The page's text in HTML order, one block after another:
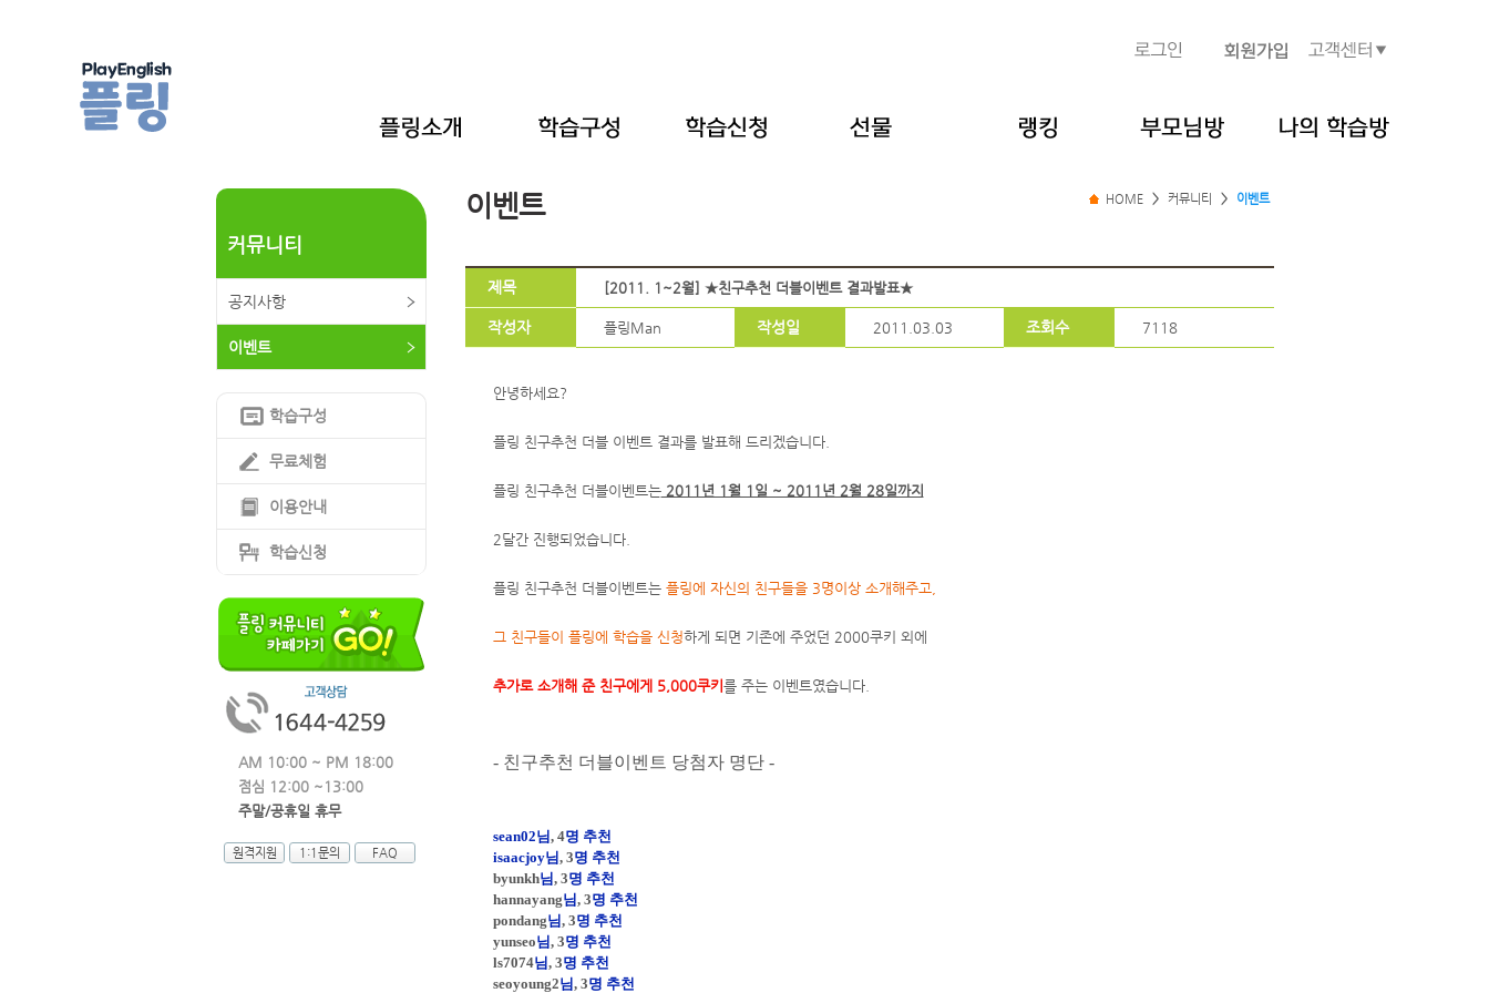
커뮤니티
공지사항
이벤트
학습구성
무료체험
이용안내
학습신청
AM 10:00 ~ PM 18:00
점심 12:00 ~13:00
주말/공휴일 휴무
원격지원 1:1문의 FAQ
이벤트 HOME > 커뮤니티 > 이벤트
제목 [2011. 1~2월] ★친구추천 더블이벤트 결과발표★
작성자 플링Man 작성일 2011.03.03 조회수 7118
안녕하세요?
플링 친구추천 더블 이벤트 결과를 발표해 드리겠습니다.
플링 친구추천 더블이벤트는2011년 1월 1일 ~ 2011년 2월 28일까지
2달간 진행되었습니다.
플링 친구추천 더블이벤트는 플링에 자신의 친구들을 3명이상 소개해주고,
그 친구들이 플링에 학습을 신청하게 되면 기존에 주었던 2000쿠키 외에
추가로 소개해 준 친구에게 5,000쿠키 를 주는 이벤트였습니다.
- 친구추천 더블이벤트 당첨자 명단 -
sean02님 , 4명 추천
isaacjoy님 , 3명 추천
byunkh님 , 3명 추천
hannayang님 , 3명 추천
pondang님 , 3명 추천
yunseo님 , 3명 추천
ls7074님 , 3명 추천
seoyoung2님 , 3명 추천